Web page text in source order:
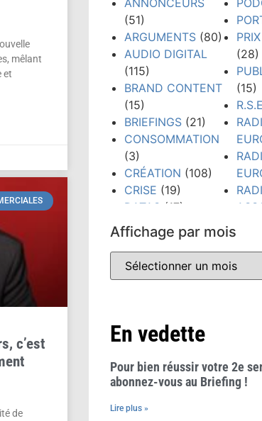
mêlant
et
c’est
de
(51)
ARGUMENTS(80)
AUDIO DIGITAL
(115)
BRAND CONTENT
(15)
BRIEFINGS(21)
CONSOMMATION
(3)
CRÉATION (108)
CRISE (19)
DATAS (17)
DIGITAL
ÉTUDES &
CHIFFRES CLÉS
(300)
FORMATION(148)
GRANDS PRIX
PUB RADIO
(10)
(28)
(15)
Affichage par mois
En vedette
Pour bien réussir votre 2e
abonnez-vous au Briefing !
Lire plus »